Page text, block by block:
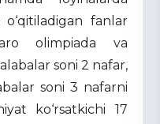
fanlar
olimpiada va
soni 2 nafar,
soni 3 nafarni
ko‘rsatkichi 17